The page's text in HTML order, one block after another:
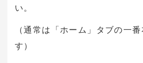
い。
（通常は「ホーム」タブの一
す）